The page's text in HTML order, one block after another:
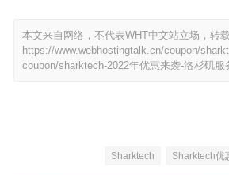
本文来自网络，不代表WHT中文站立场，转
https://www.webhostingtalk.cn/coupon/
coupon/sharktech-2022年优惠来袭-洛杉矶服
Sharktech Sharktech优